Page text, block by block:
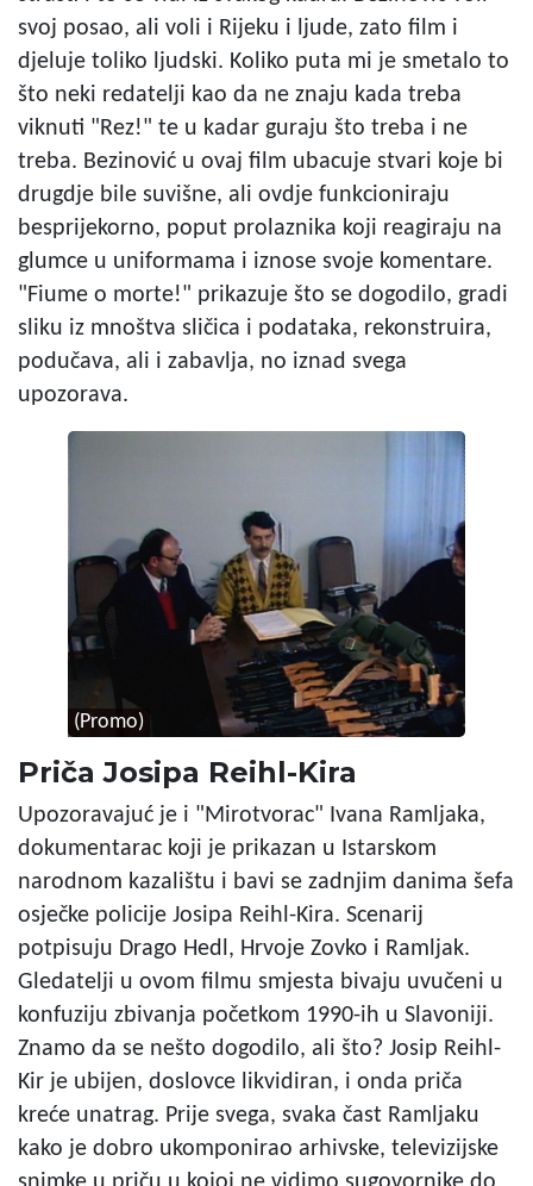
svoj posao, ali voli i Rijeku i ljude, zato film i
djeluje toliko ljudski. Koliko puta mi je smetalo to
što neki redatelji kao da ne znaju kada treba
viknuti "Rez!" te u kadar guraju što treba i ne
treba. Bezinović u ovaj film ubacuje stvari koje bi
drugdje bile suvišne, ali ovdje funkcioniraju
besprijekorno, poput prolaznika koji reagiraju na
glumce u uniformama i iznose svoje komentare.
"Fiume o morte!" prikazuje što se dogodilo, gradi
sliku iz mnoštva sličica i podataka, rekonstruira,
podučava, ali i zabavlja, no iznad svega
upozorava.
(Promo)
Priča Josipa Reihl-Kira
Upozoravajuć je i "Mirotvorac" Ivana Ramljaka,
dokumentarac koji je prikazan u Istarskom
narodnom kazalištu i bavi se zadnjim danima šefa
osječke policije Josipa Reihl-Kira. Scenarij
potpisuju Drago Hedl, Hrvoje Zovko i Ramljak.
Gledatelji u ovom filmu smjesta bivaju uvučeni u
konfuziju zbivanja početkom 1990-ih u Slavoniji.
Znamo da se nešto dogodilo, ali što? Josip Reihl-
Kir je ubijen, doslovce likvidiran, i onda priča
kreće unatrag. Prije svega, svaka čast Ramljaku
kako je dobro ukomponirao arhivske, televizijske